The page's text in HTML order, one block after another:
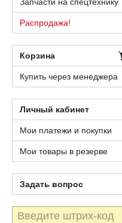
Распродажа!
Корзина
Купить через менеджера
Личный кабинет
Мои платежи и покупки
Мои товары в резерве
Задать вопрос
Штрих-